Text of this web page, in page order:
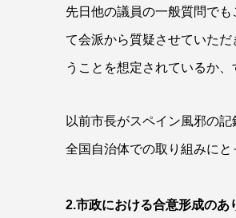
先日他の議員の一般質問で
て会派から質疑させていた
うことを想定されているか
以前市長がスペイン風邪の
全国自治体での取り組みにと
2.市政における合意形成のあ